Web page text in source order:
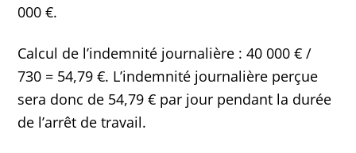
000 €.
Calcul de l’indemnité journalière : 40 000 € /
730 = 54,79 €. L’indemnité journalière perçue
sera donc de 54,79 € par jour pendant la durée
de l’arrêt de travail.